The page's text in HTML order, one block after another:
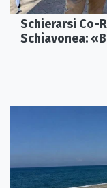
Schierarsi Co-
Schiavonea: